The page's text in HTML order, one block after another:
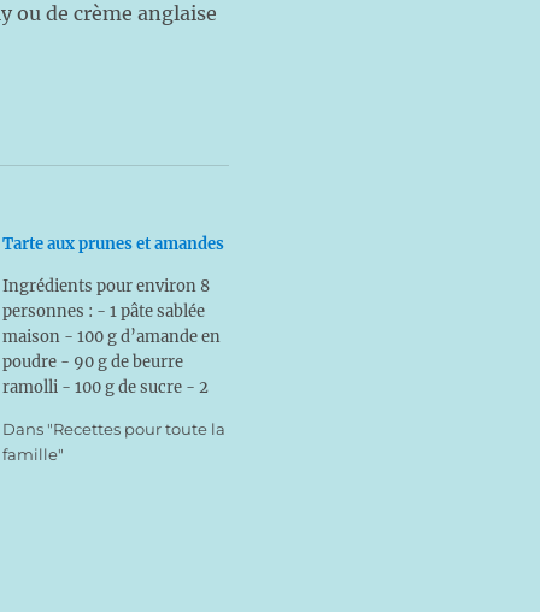
ou de crème anglaise
Tarte aux prunes et amandes
Ingrédients pour environ 8
personnes : - 1 pâte sablée
maison - 100 g d’amande en
poudre - 90 g de beurre
ramolli - 100 g de sucre - 2
voir selon les goûts) -
Amandes effilées
Dans "Recettes pour toute la
famille"